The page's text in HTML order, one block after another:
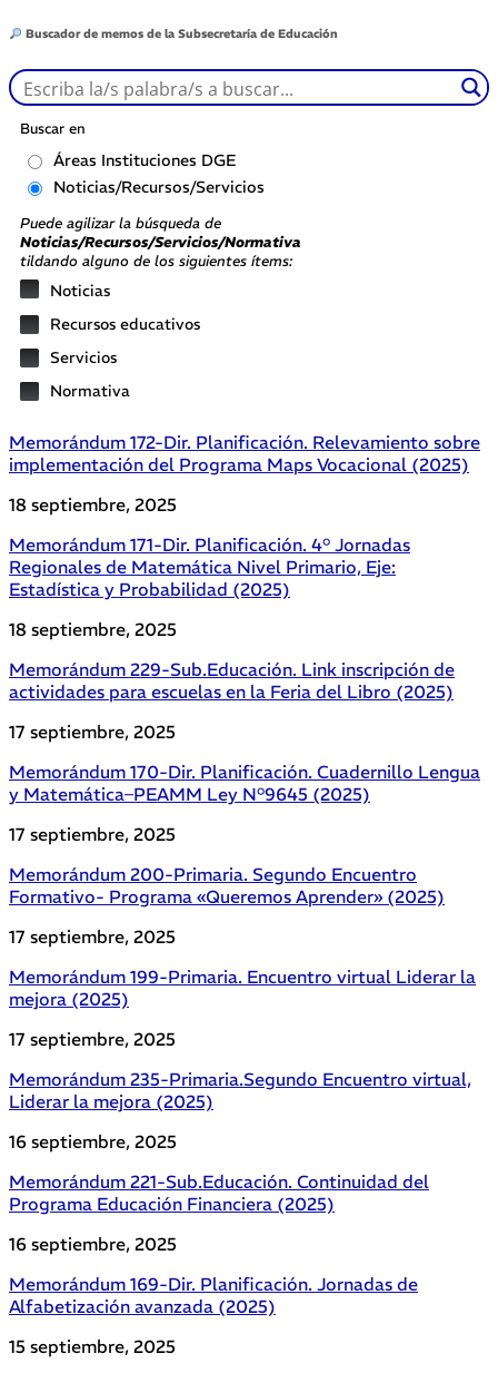
Buscador de memos de la Subsecretaría de Educación
Buscar en
Áreas Instituciones DGE
Noticias/Recursos/Servicios
Puede agilizar la búsqueda de
Noticias/Recursos/Servicios/Normativa
tildando alguno de los siguientes ítems:
Noticias
Recursos educativos
Servicios
Normativa
Memorándum 172-Dir. Planificación. Relevamiento sobre
implementación del Programa Maps Vocacional (2025)
18 septiembre, 2025
Memorándum 171-Dir. Planificación. 4° Jornadas
Regionales de Matemática Nivel Primario, Eje:
Estadística y Probabilidad (2025)
18 septiembre, 2025
Memorándum 229-Sub.Educación. Link inscripción de
actividades para escuelas en la Feria del Libro (2025)
17 septiembre, 2025
Memorándum 170-Dir. Planificación. Cuadernillo Lengua
y Matemática–PEAMM Ley N°9645 (2025)
17 septiembre, 2025
Memorándum 200-Primaria. Segundo Encuentro
Formativo- Programa «Queremos Aprender» (2025)
17 septiembre, 2025
Memorándum 199-Primaria. Encuentro virtual Liderar la
mejora (2025)
17 septiembre, 2025
Memorándum 235-Primaria.Segundo Encuentro virtual,
Liderar la mejora (2025)
16 septiembre, 2025
Memorándum 221-Sub.Educación. Continuidad del
Programa Educación Financiera (2025)
16 septiembre, 2025
Memorándum 169-Dir. Planificación. Jornadas de
Alfabetización avanzada (2025)
15 septiembre, 2025